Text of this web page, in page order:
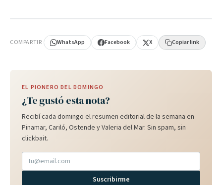
COMPARTIR WhatsApp Facebook X Copiar link
EL PIONERO DEL DOMINGO
¿Te gustó esta nota?
Recibí cada domingo el resumen editorial de la semana en
Pinamar, Cariló, Ostende y Valeria del Mar. Sin spam, sin
clickbait.
Suscribirme